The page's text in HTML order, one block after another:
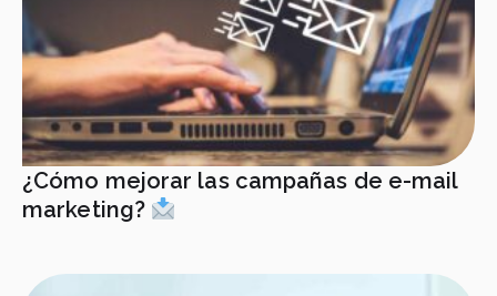
¿Cómo mejorar las campañas de e-mail
marketing?